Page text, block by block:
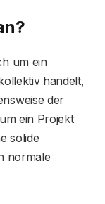
um ein
handelt,
der
ein Projekt
solide
normale